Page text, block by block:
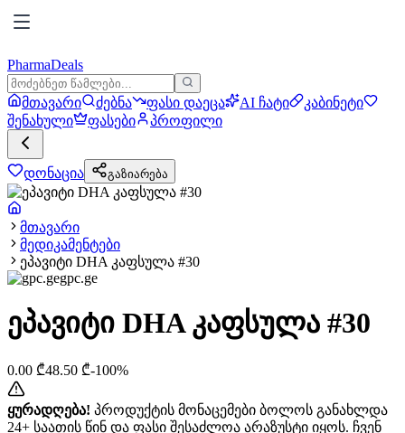
PharmaDeals
მთავარი ძებნა ფასი დაეცა AI ჩატი
კაბინეტი
შენახული
ფასები პროფილი
დონაცია გაზიარება
მთავარი
მედიკამენტები
ეპავიტი DHA კაფსულა #30
gpc.ge
ეპავიტი DHA კაფსულა #30
0.00 ₾48.50 ₾-100%
ყურადღება! პროდუქტის მონაცემები ბოლოს განახლდა
24+ საათის წინ და ფასი შესაძლოა არაზუსტი იყოს. ჩვენ